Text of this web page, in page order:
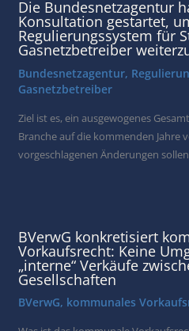
Die Bundesnetzagentur
Konsultation gestartet,
Regulierungssystem für
Gasnetzbetreiber
Bundesnetzagentur,
Gasnetzbetreiber
Ziel ist es, ein ausgewogenes
Branche auf die kommenden Jahre
vorgeschlagenen Änderungen
BVerwG konkretisiert
Vorkaufsrecht: Keine
„interne“ Verkäufe
Gesellschaften
BVerwG, kommunales